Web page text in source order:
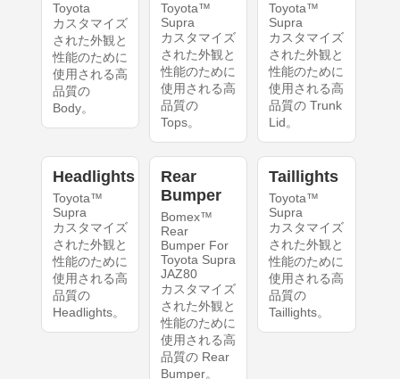
Toyota
カスタマイズ
された外観と
性能のために
使用される高
品質の
Body。
Toyota™
Supra
カスタマイズ
された外観と
性能のために
使用される高
品質の
Tops。
Toyota™
Supra
カスタマイズ
された外観と
性能のために
使用される高
品質の Trunk
Lid。
Headlights
Toyota™
Supra
カスタマイズ
された外観と
性能のために
使用される高
品質の
Headlights。
Rear
Bumper
Bomex™
Rear
Bumper For
Toyota Supra
JAZ80
カスタマイズ
された外観と
性能のために
使用される高
品質の Rear
Bumper。
Taillights
Toyota™
Supra
カスタマイズ
された外観と
性能のために
使用される高
品質の
Taillights。